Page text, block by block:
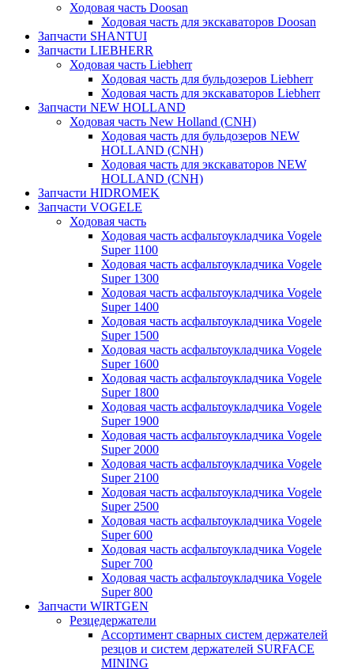
Ходовая часть Doosan
Ходовая часть для экскаваторов Doosan
Запчасти SHANTUI
Запчасти LIEBHERR
Ходовая часть Liebherr
Ходовая часть для бульдозеров Liebherr
Ходовая часть для экскаваторов Liebherr
Запчасти NEW HOLLAND
Ходовая часть New Holland (CNH)
Ходовая часть для бульдозеров NEW
HOLLAND (CNH)
Ходовая часть для экскаваторов NEW
HOLLAND (CNH)
Запчасти HIDROMEK
Запчасти VOGELE
Ходовая часть
Ходовая часть асфальтоукладчика Vogele
Super 1100
Ходовая часть асфальтоукладчика Vogele
Super 1300
Ходовая часть асфальтоукладчика Vogele
Super 1400
Ходовая часть асфальтоукладчика Vogele
Super 1500
Ходовая часть асфальтоукладчика Vogele
Super 1600
Ходовая часть асфальтоукладчика Vogele
Super 1800
Ходовая часть асфальтоукладчика Vogele
Super 1900
Ходовая часть асфальтоукладчика Vogele
Super 2000
Ходовая часть асфальтоукладчика Vogele
Super 2100
Ходовая часть асфальтоукладчика Vogele
Super 2500
Ходовая часть асфальтоукладчика Vogele
Super 600
Ходовая часть асфальтоукладчика Vogele
Super 700
Ходовая часть асфальтоукладчика Vogele
Super 800
Запчасти WIRTGEN
Резцедержатели
Ассортимент сварных систем держателей
резцов и систем держателей SURFACE
MINING